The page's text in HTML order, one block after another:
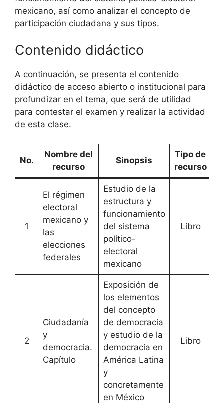
mexicano, así como analizar el concepto de
participación ciudadana y sus tipos.
Contenido didáctico
A continuación, se presenta el contenido
didáctico de acceso abierto o institucional para
profundizar en el tema, que será de utilidad
para contestar el examen y realizar la actividad
de esta clase.
No.
Nombre del
recurso
Sinopsis
Tipo de
recurso
1
El régimen
electoral
mexicano y
las
elecciones
federales
Estudio de la
estructura y
funcionamiento
del sistema
político-
electoral
mexicano
Libro
2
Ciudadanía
y
democracia.
Capítulo
Exposición de
los elementos
del concepto
de democracia
y estudio de la
democracia en
América Latina
y
concretamente
en México
Libro